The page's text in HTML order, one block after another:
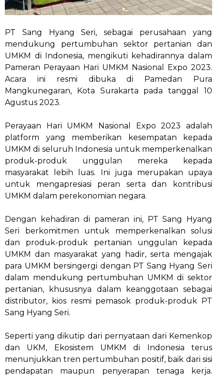
PT Sang Hyang Seri, sebagai perusahaan yang
mendukung pertumbuhan sektor pertanian dan
UMKM di Indonesia, mengikuti kehadirannya dalam
Pameran Perayaan Hari UMKM Nasional Expo 2023.
Acara ini resmi dibuka di Pamedan Pura
Mangkunegaran, Kota Surakarta pada tanggal 10
Agustus 2023.
Perayaan Hari UMKM Nasional Expo 2023 adalah
platform yang memberikan kesempatan kepada
UMKM di seluruh Indonesia untuk memperkenalkan
produk-produk unggulan mereka kepada
masyarakat lebih luas. Ini juga merupakan upaya
untuk mengapresiasi peran serta dan kontribusi
UMKM dalam perekonomian negara.
Dengan kehadiran di pameran ini, PT Sang Hyang
Seri berkomitmen untuk memperkenalkan solusi
dan produk-produk pertanian unggulan kepada
UMKM dan masyarakat yang hadir, serta mengajak
para UMKM bersingergi dengan PT Sang Hyang Seri
dalam mendukung pertumbuhan UMKM di sektor
pertanian, khususnya dalam keanggotaan sebagai
distributor, kios resmi pemasok produk-produk PT
Sang Hyang Seri.
Seperti yang dikutip dari pernyataan dari Kemenkop
dan UKM, Ekosistem UMKM di Indonesia terus
menunjukkan tren pertumbuhan positif, baik dari sisi
pendapatan maupun penyerapan tenaga kerja.